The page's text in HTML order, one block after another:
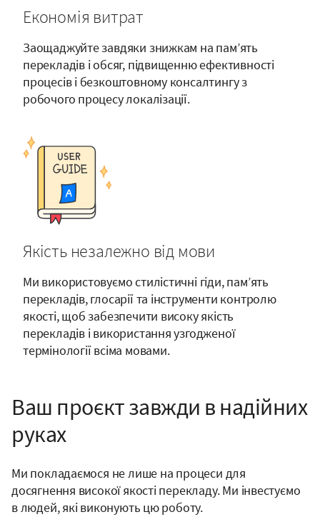
Економія витрат
Заощаджуйте завдяки знижкам на пам’ять
перекладів і обсяг, підвищенню ефективності
процесів і безкоштовному консалтингу з
робочого процесу локалізації.
Якість незалежно від мови
Ми використовуємо стилістичні гіди, пам’ять
перекладів, глосарії та інструменти контролю
якості, щоб забезпечити високу якість
перекладів і використання узгодженої
термінології всіма мовами.
Ваш проєкт завжди в надійних
руках
Ми покладаємося не лише на процеси для
досягнення високої якості перекладу. Ми інвестуємо
в людей, які виконують цю роботу.